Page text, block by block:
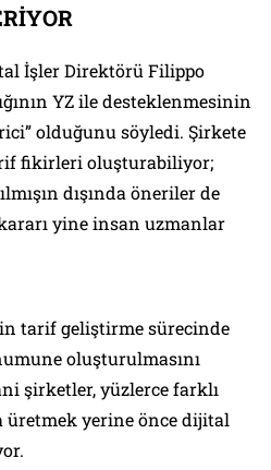
İşler Direktörü Filippo
YZ ile desteklenmesinin
olduğunu söyledi. Şirkete
fikirleri oluşturabiliyor;
dışında öneriler de
yine insan uzmanlar
tarif geliştirme sürecinde
oluşturulmasını
şirketler, yüzlerce farklı
üretmek yerine önce dijital